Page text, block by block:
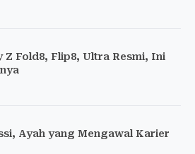
Z Fold8, Flip8, Ultra Resmi, Ini
Ayah yang Mengawal Karier